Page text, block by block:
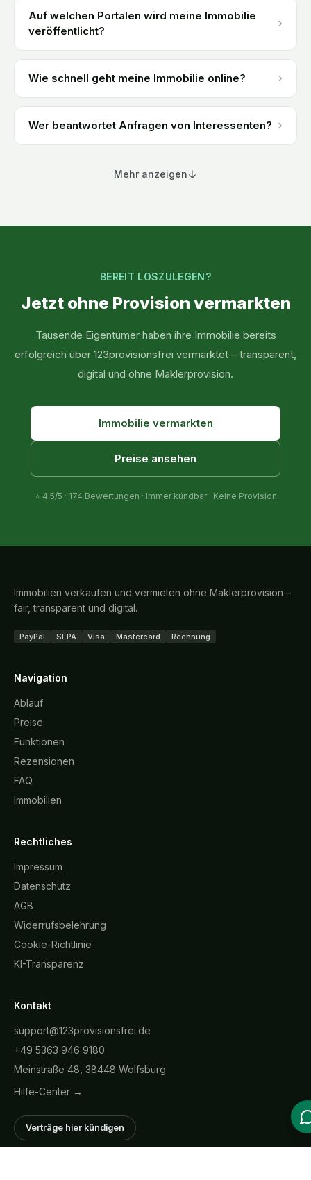
Auf welchen Portalen wird meine Immobilie
veröffentlicht?
›
Wie schnell geht meine Immobilie online? ›
Wer beantwortet Anfragen von Interessenten? ›
Mehr anzeigen
BEREIT LOSZULEGEN?
Jetzt ohne Provision vermarkten
Tausende Eigentümer haben ihre Immobilie bereits
erfolgreich über 123provisionsfrei vermarktet – transparent,
digital und ohne Maklerprovision.
Immobilie vermarkten
Preise ansehen
⭐ 4,5/5 · 174 Bewertungen · Immer kündbar · Keine Provision
Immobilien verkaufen und vermieten ohne Maklerprovision –
fair, transparent und digital.
PayPal SEPA Visa Mastercard Rechnung
Navigation
Ablauf
Preise
Funktionen
Rezensionen
FAQ
Immobilien
Rechtliches
Impressum
Datenschutz
AGB
Widerrufsbelehrung
Cookie-Richtlinie
KI-Transparenz
Kontakt
support@123provisionsfrei.de
+49 5363 946 9180
Meinstraße 48, 38448 Wolfsburg
Hilfe-Center →
Verträge hier kündigen